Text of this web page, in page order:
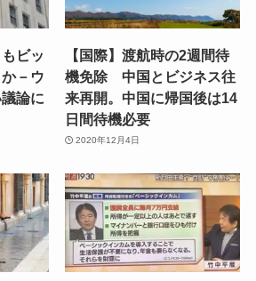
ビッ
－ウ
論に
【国際】渡航時の2週間待
機免除 中国とビジネス往
来再開。中国に帰国後は14
日間待機必要
2020年12月4日